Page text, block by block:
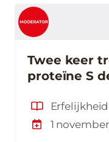
Twee keer
proteïne S
Erfelijkheid
1